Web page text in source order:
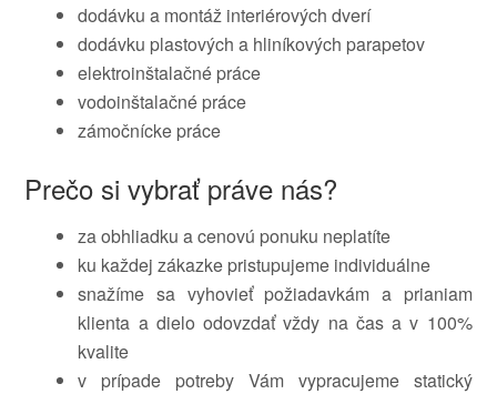
dodávku a montáž interiérových dverí
dodávku plastových a hliníkových parapetov
elektroinštalačné práce
vodoinštalačné práce
zámočnícke práce
Prečo si vybrať práve nás?
za obhliadku a cenovú ponuku neplatíte
ku každej zákazke pristupujeme individuálne
snažíme sa vyhovieť požiadavkám a prianiam
klienta a dielo odovzdať vždy na čas a v 100%
kvalite
v prípade potreby Vám vypracujeme statický